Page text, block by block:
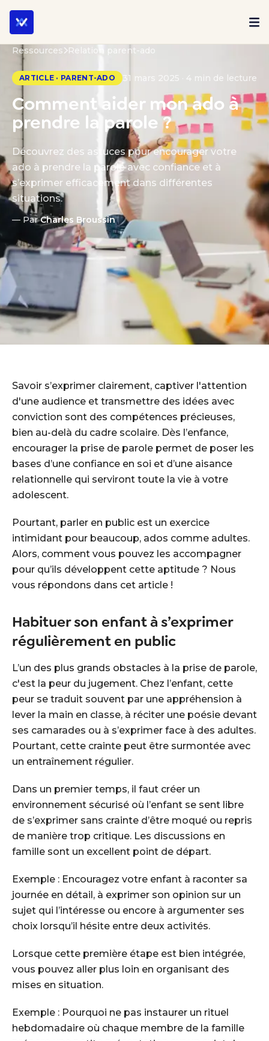
Ressources Relation parent-ado
ARTICLE · PARENT-ADO 31 mars 2025 · 4 min de lecture
Comment aider mon ado à
prendre la parole ?
Découvrez des astuces pour encourager votre
ado à prendre la parole avec confiance et à
s’exprimer efficacement dans différentes
situations.
— ParCharles Broussin
Savoir s’exprimer clairement, captiver l'attention
d'une audience et transmettre des idées avec
conviction sont des compétences précieuses,
bien au-delà du cadre scolaire. Dès l’enfance,
encourager la prise de parole permet de poser les
bases d’une confiance en soi et d’une aisance
relationnelle qui serviront toute la vie à votre
adolescent.
Pourtant, parler en public est un exercice
intimidant pour beaucoup, ados comme adultes.
Alors, comment vous pouvez les accompagner
pour qu’ils développent cette aptitude ? Nous
vous répondons dans cet article !
Habituer son enfant à s’exprimer
régulièrement en public
L’un des plus grands obstacles à la prise de parole,
c'est la peur du jugement. Chez l’enfant, cette
peur se traduit souvent par une appréhension à
lever la main en classe, à réciter une poésie devant
ses camarades ou à s’exprimer face à des adultes.
Pourtant, cette crainte peut être surmontée avec
un entraînement régulier.
Dans un premier temps, il faut créer un
environnement sécurisé où l’enfant se sent libre
de s’exprimer sans crainte d’être moqué ou repris
de manière trop critique. Les discussions en
famille sont un excellent point de départ.
Exemple : Encouragez votre enfant à raconter sa
journée en détail, à exprimer son opinion sur un
sujet qui l’intéresse ou encore à argumenter ses
choix lorsqu’il hésite entre deux activités.
Lorsque cette première étape est bien intégrée,
vous pouvez aller plus loin en organisant des
mises en situation.
Exemple : Pourquoi ne pas instaurer un rituel
hebdomadaire où chaque membre de la famille